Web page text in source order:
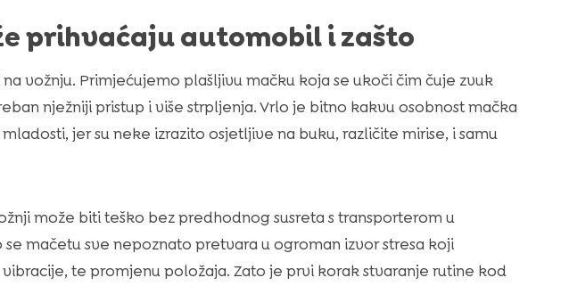
prihvaćaju automobil i zašto
vožnju. Primjećujemo plašljivu mačku koja se ukoči čim čuje zvuk
nježniji pristup i više strpljenja. Vrlo je bitno kakvu osobnost mačka
jer su neke izrazito osjetljive na buku, različite mirise, i samu
može biti teško bez predhodnog susreta s transporterom u
mačetu sve nepoznato pretvara u ogroman izvor stresa koji
te promjenu položaja. Zato je prvi korak stvaranje rutine kod